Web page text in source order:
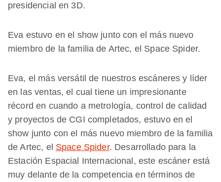
presidencial en 3D.
Eva estuvo en el show junto con el más nuevo
miembro de la familia de Artec, el Space Spider.
Eva, el más versátil de nuestros escáneres y líder
en las ventas, el cual tiene un impresionante
récord en cuando a metrología, control de calidad
y proyectos de CGI completados, estuvo en el
show junto con el más nuevo miembro de la familia
de Artec, el Space Spider. Desarrollado para la
Estación Espacial Internacional, este escáner está
muy delante de la competencia en términos de